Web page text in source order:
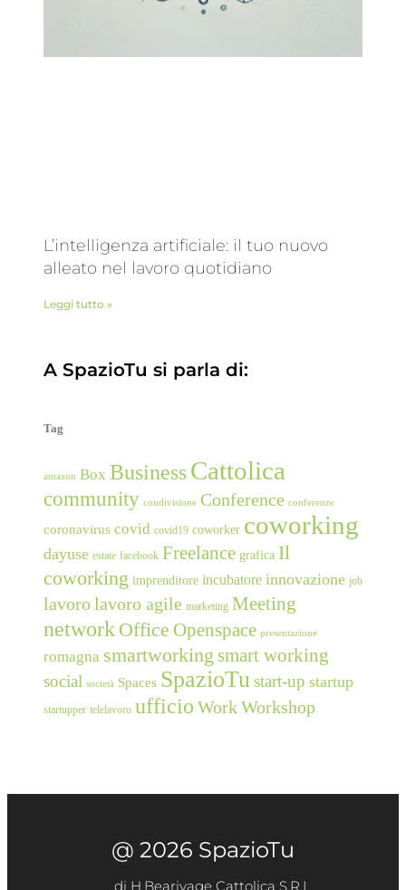
L’intelligenza artificiale: il tuo nuovo
alleato nel lavoro quotidiano
Leggi tutto »
A SpazioTu si parla di:
Tag
amazon Box BusinessCattolica
community condivisione Conference conferenze
coronavirus covid covid19 coworker coworking
dayuse estate facebook Freelance grafica Il
coworking imprenditore incubatore innovazione job
lavorolavoro agile marketing Meeting
network Office Openspace presentazione
romagna smartworking smart working
social società Spaces SpazioTustart-up startup
startupper telelavoro ufficio WorkWorkshop
@ 2026 SpazioTu
di H.Bearivage Cattolica S.R.L